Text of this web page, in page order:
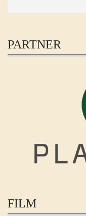
PARTNER
FILM